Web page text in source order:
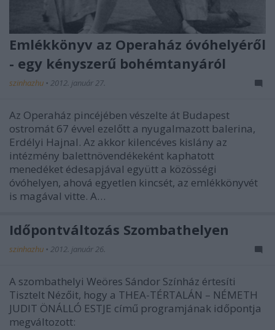
Emlékkönyv az Operaház óvóhelyéről
- egy kényszerű bohémtanyáról
szinhazhu • 2012. január 27.
Az Operaház pincéjében vészelte át Budapest
ostromát 67 évvel ezelőtt a nyugalmazott balerina,
Erdélyi Hajnal. Az akkor kilencéves kislány az
intézmény balettnövendékeként kaphatott
menedéket édesapjával együtt a közösségi
óvóhelyen, ahová egyetlen kincsét, az emlékkönyvét
is magával vitte. A…
Időpontváltozás Szombathelyen
szinhazhu • 2012. január 26.
A szombathelyi Weöres Sándor Színház értesíti
Tisztelt Nézőit, hogy a THEA-TÉRTALÁN – NÉMETH
JUDIT ÖNÁLLÓ ESTJE című programjának időpontja
megváltozott: